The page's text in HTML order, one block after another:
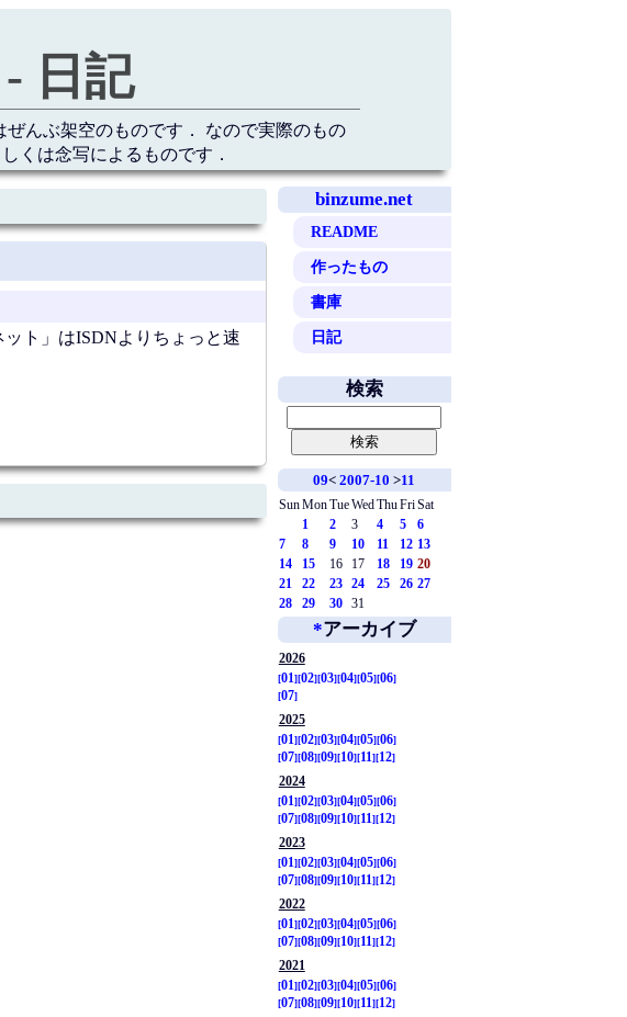
日記
んぶ架空のものです． なので実際のもの
くは念写によるものです．
binzume.net
README
作ったもの
書庫
日記
ト」はISDNよりちょっと速
検索
09<2007-10 >11
SunMonTueWed ThuFriSat
1
2 3 4 5
6
7
8 9 10 11 12 13
14
15 16 17 18 19 20
21
22 23 24 25 26 27
28
29 30 31
*アーカイブ
2026
01
02 03 04 05 06
07
2025
01
02 03 04 05 06
07 08 09 10 11
12
2024
01
02 03 04 05 06
07 08 09 10 11
12
2023
01
02 03 04 05 06
07 08 09 10 11
12
2022
01
02 03 04 05 06
07 08 09 10 11
12
2021
01
02 03 04 05 06
07 08 09 10 11
12